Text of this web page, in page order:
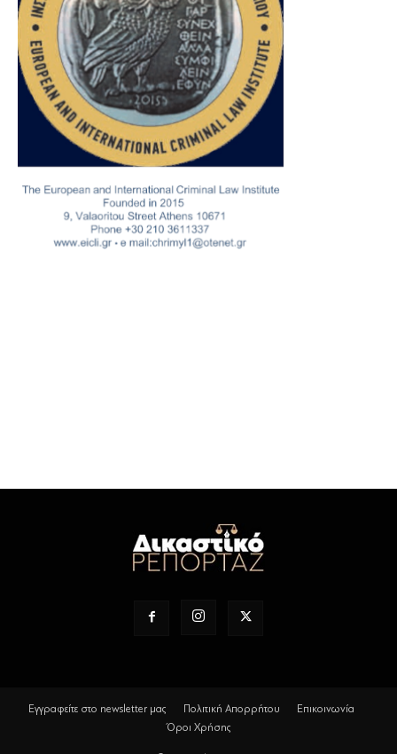
Εγγραφείτε στο newsletter μας Πολιτική Απορρήτου
Επικοινωνία
Όροι Χρήσης